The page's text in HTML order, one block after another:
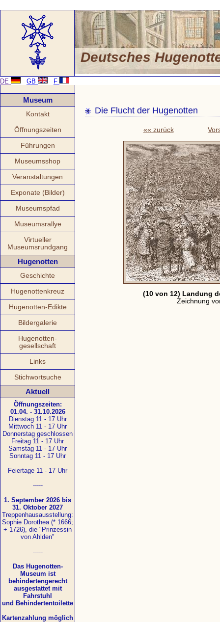
Deutsches
DE GB F
Museum
Kontakt
Öffnungszeiten
Führungen
Museumsshop
Veranstaltungen
Exponate (Bilder)
Museumspfad
Museumsrallye
Virtueller
Museumsrundgang
Hugenotten
Geschichte
Hugenottenkreuz
Hugenotten-Edikte
Bildergalerie
Hugenotten-
gesellschaft
Links
Stichwortsuche
Aktuell
Öffnungszeiten:
01.04. - 31.10.2026
Dienstag 11 - 17 Uhr
Mittwoch 11 - 17 Uhr
Donnerstag geschlossen
Freitag 11 - 17 Uhr
Samstag 11 - 17 Uhr
Sonntag 11 - 17 Uhr
Feiertage 11 - 17 Uhr
-----
1. September 2026 bis
31. Oktober 2027
Treppenhausausstellung:
Sophie Dorothea (* 1666;
+ 1726), die "Prinzessin
von Ahlden"
-----
Das Hugenotten-
Museum ist
behindertengerecht
ausgestattet mit
Fahrstuhl
und Behindertentoilette
Kartenzahlung möglich
Die Flucht der Hugenotten
«« zurück
(10 von 12) Landung
Zeichnung